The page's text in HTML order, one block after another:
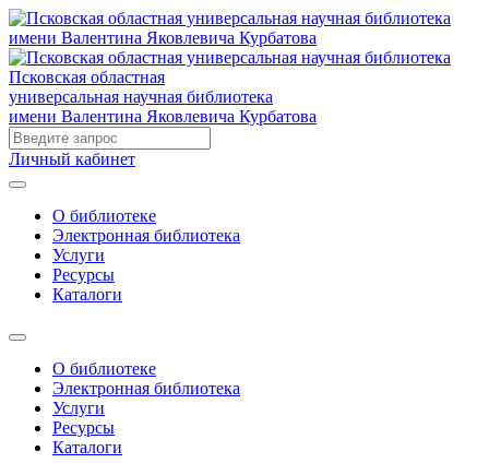
Псковская областная
универсальная научная библиотека
имени Валентина Яковлевича Курбатова
Личный кабинет
О библиотеке
Электронная библиотека
Услуги
Ресурсы
Каталоги
О библиотеке
Электронная библиотека
Услуги
Ресурсы
Каталоги